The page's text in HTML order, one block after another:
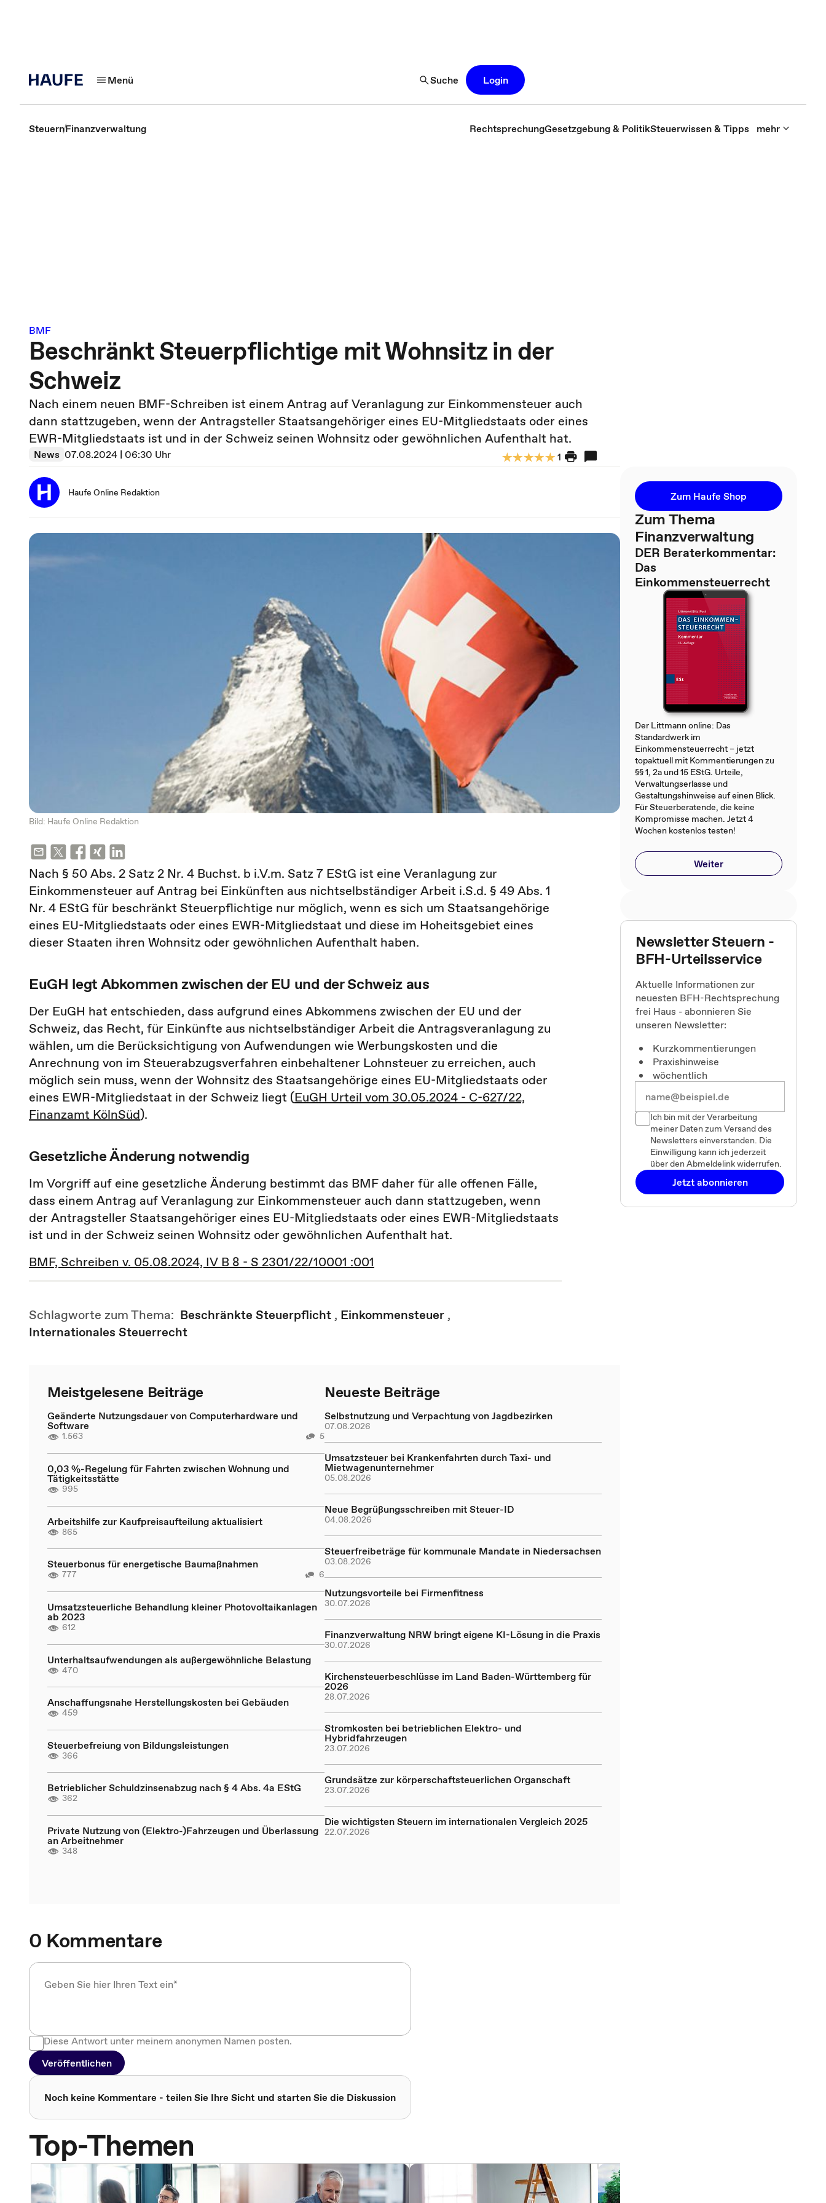
Menü Suche Login
SteuernFinanzverwaltung RechtsprechungGesetzgebung & PolitikSteuerwissen & Tipps mehr
BMF
Beschränkt Steuerpflichtige mit Wohnsitz in der
Schweiz
Nach einem neuen BMF-Schreiben ist einem Antrag auf Veranlagung zur Einkommensteuer auch
dann stattzugeben, wenn der Antragsteller Staatsangehöriger eines EU-Mitgliedstaats oder eines
EWR-Mitgliedstaats ist und in der Schweiz seinen Wohnsitz oder gewöhnlichen Aufenthalt hat.
News 07.08.2024 | 06:30 Uhr 1
Haufe Online Redaktion
Bild: Haufe Online Redaktion
Nach § 50 Abs. 2 Satz 2 Nr. 4 Buchst. b i.V.m. Satz 7 EStG ist eine Veranlagung zur
Einkommensteuer auf Antrag bei Einkünften aus nichtselbständiger Arbeit i.S.d. § 49 Abs. 1
Nr. 4 EStG für beschränkt Steuerpflichtige nur möglich, wenn es sich um Staatsangehörige
eines EU-Mitgliedstaats oder eines EWR-Mitgliedstaat und diese im Hoheitsgebiet eines
dieser Staaten ihren Wohnsitz oder gewöhnlichen Aufenthalt haben.
EuGH legt Abkommen zwischen der EU und der Schweiz aus
Der EuGH hat entschieden, dass aufgrund eines Abkommens zwischen der EU und der
Schweiz, das Recht, für Einkünfte aus nichtselbständiger Arbeit die Antragsveranlagung zu
wählen, um die Berücksichtigung von Aufwendungen wie Werbungskosten und die
Anrechnung von im Steuerabzugsverfahren einbehaltener Lohnsteuer zu erreichen, auch
möglich sein muss, wenn der Wohnsitz des Staatsangehörige eines EU-Mitgliedstaats oder
eines EWR-Mitgliedstaat in der Schweiz liegt (EuGH Urteil vom 30.05.2024 - C-627/22,
Finanzamt KölnSüd).
Gesetzliche Änderung notwendig
Im Vorgriff auf eine gesetzliche Änderung bestimmt das BMF daher für alle offenen Fälle,
dass einem Antrag auf Veranlagung zur Einkommensteuer auch dann stattzugeben, wenn
der Antragsteller Staatsangehöriger eines EU-Mitgliedstaats oder eines EWR-Mitgliedstaats
ist und in der Schweiz seinen Wohnsitz oder gewöhnlichen Aufenthalt hat.
BMF, Schreiben v. 05.08.2024, IV B 8 - S 2301/22/10001 :001
Schlagworte zum Thema: Beschränkte Steuerpflicht , Einkommensteuer ,
Internationales Steuerrecht
Meistgelesene Beiträge
Geänderte Nutzungsdauer von Computerhardware und
Software
1.563 5
0,03 %-Regelung für Fahrten zwischen Wohnung und
Tätigkeitsstätte
995
Arbeitshilfe zur Kaufpreisaufteilung aktualisiert
865
Steuerbonus für energetische Baumaßnahmen
777 6
Umsatzsteuerliche Behandlung kleiner Photovoltaikanlagen
ab 2023
612
Unterhaltsaufwendungen als außergewöhnliche Belastung
470
Anschaffungsnahe Herstellungskosten bei Gebäuden
459
Steuerbefreiung von Bildungsleistungen
366
Betrieblicher Schuldzinsenabzug nach § 4 Abs. 4a EStG
362
Private Nutzung von (Elektro-)Fahrzeugen und Überlassung
an Arbeitnehmer
348
Neueste Beiträge
Selbstnutzung und Verpachtung von Jagdbezirken
07.08.2026
Umsatzsteuer bei Krankenfahrten durch Taxi- und
Mietwagenunternehmer
05.08.2026
Neue Begrüßungsschreiben mit Steuer-ID
04.08.2026
Steuerfreibeträge für kommunale Mandate in Niedersachsen
03.08.2026
Nutzungsvorteile bei Firmenfitness
30.07.2026
Finanzverwaltung NRW bringt eigene KI-Lösung in die Praxis
30.07.2026
Kirchensteuerbeschlüsse im Land Baden-Württemberg für
2026
28.07.2026
Stromkosten bei betrieblichen Elektro- und
Hybridfahrzeugen
23.07.2026
Grundsätze zur körperschaftsteuerlichen Organschaft
23.07.2026
Die wichtigsten Steuern im internationalen Vergleich 2025
22.07.2026
0 Kommentare
Diese Antwort unter meinem anonymen Namen posten.
Veröffentlichen
Noch keine Kommentare - teilen Sie Ihre Sicht und starten Sie die Diskussion
Top-Themen
Zum Haufe Shop
Zum Thema
Finanzverwaltung
DER Beraterkommentar:
Das
Einkommensteuerrecht
Der Littmann online: Das
Standardwerk im
Einkommensteuerrecht – jetzt
topaktuell mit Kommentierungen zu
§§ 1, 2a und 15 EStG. Urteile,
Verwaltungserlasse und
Gestaltungshinweise auf einen Blick.
Für Steuerberatende, die keine
Kompromisse machen. Jetzt 4
Wochen kostenlos testen!
Weiter
Newsletter Steuern -
BFH-Urteilsservice
Aktuelle Informationen zur
neuesten BFH-Rechtsprechung
frei Haus - abonnieren Sie
unseren Newsletter:
Kurzkommentierungen
Praxishinweise
wöchentlich
Ich bin mit der Verarbeitung
meiner Daten zum Versand des
Newsletters einverstanden. Die
Einwilligung kann ich jederzeit
über den Abmeldelink widerrufen.
Jetzt abonnieren